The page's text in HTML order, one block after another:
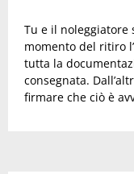
Tu e il noleggiatore
momento del ritiro
tutta la
consegnata.
firmare che ciò è